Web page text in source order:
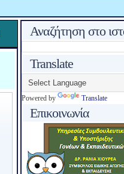
Αναζήτηση στο
Translate
Powered by Translate
Επικοινωνία